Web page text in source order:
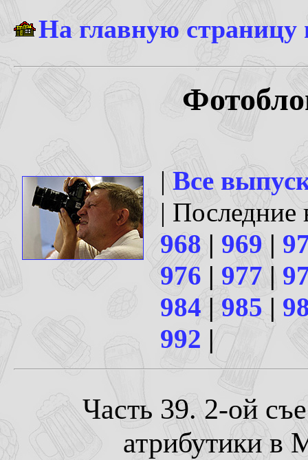
На главную страницу
|Все
|
968 | 969|
976 | 977 |
984 | 985|
992 |
Часть 39. 2-ой
атрибутики в